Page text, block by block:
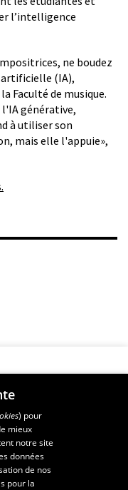
l’intelligence
ne boudez
(IA),
Faculté de musique.
l'IA générative,
à utiliser son
mais elle l'appuie»,
G1V 0A6
) pour
mieux
notre site
données
de nos
pour la